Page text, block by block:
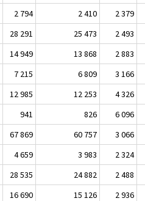
2 794 2 410
2 379
28 291 25 473
2 493
14 949 13 868
2 883
7 215 6 809
3 166
12 985 12 253
4 326
941 826
6 096
67 869 60 757
3 066
4 659 3 983
2 324
28 535 24 882
2 488
16 690 15 126
2 936